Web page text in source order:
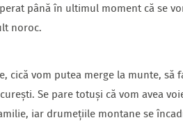
până în ultimul moment că se
noroc.
cică vom putea merge la munte, să
Se pare totuși că vom avea
iar drumețiile montane se